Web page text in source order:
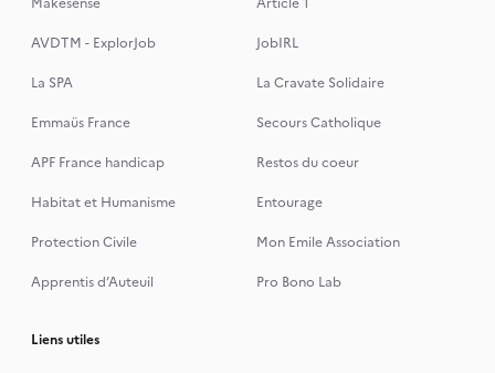
AVDTM - ExplorJob
JobIRL
La SPA
La Cravate Solidaire
Emmaüs France
Secours Catholique
APF France handicap
Restos du coeur
Habitat et Humanisme
Entourage
Protection Civile
Mon Emile Association
Apprentis d’Auteuil
Pro Bono Lab
Liens utiles